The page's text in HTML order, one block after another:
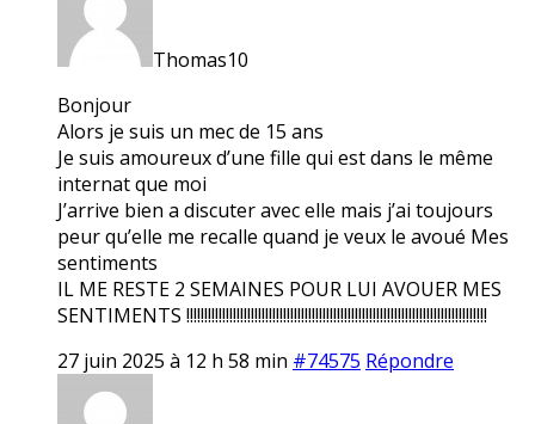
Thomas10
Bonjour
Alors je suis un mec de 15 ans
Je suis amoureux d’une fille qui est dans le même
internat que moi
J’arrive bien a discuter avec elle mais j’ai toujours
peur qu’elle me recalle quand je veux le avoué Mes
sentiments
IL ME RESTE 2 SEMAINES POUR LUI AVOUER MES
SENTIMENTS !!!!!!!!!!!!!!!!!!!!!!!!!!!!!!!!!!!!!!!!!!!!!!!!!!!!!!!!!!!!!!!!!!!!!!!!!!!!!!!!!!!!
27 juin 2025 à 12 h 58 min #74575 Répondre